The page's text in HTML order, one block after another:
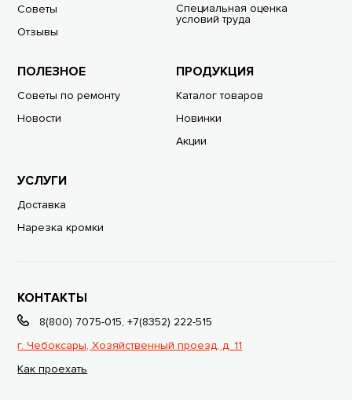
Советы
Отзывы
Специальная оценка
условий труда
ПОЛЕЗНОЕ
Советы по ремонту
Новости
ПРОДУКЦИЯ
Каталог товаров
Новинки
Акции
УСЛУГИ
Доставка
Нарезка кромки
КОНТАКТЫ
8(800) 7075-015,+7(8352) 222-515
г. Чебоксары, Хозяйственный проезд, д. 11
Как проехать